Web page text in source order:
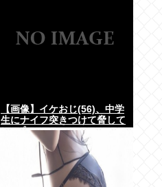
【画像】イケおじ(56)、中学
生にナイフ突きつけて脅して
レ●プwww